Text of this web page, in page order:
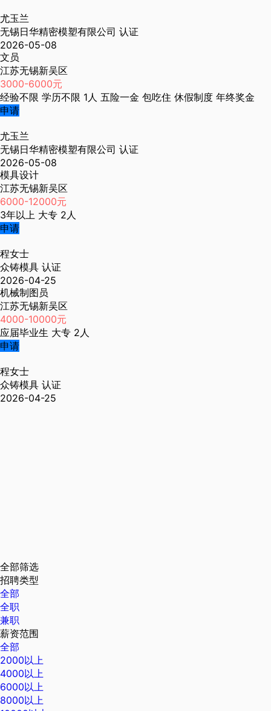
尤玉兰
无锡日华精密模塑有限公司 认证
2026-05-08
文员
江苏无锡新吴区
3000-6000元
经验不限 学历不限 1人 五险一金 包吃住 休假制度 年终奖金
申请
尤玉兰
无锡日华精密模塑有限公司 认证
2026-05-08
模具设计
江苏无锡新吴区
6000-12000元
3年以上 大专 2人
申请
程女士
众铸模具 认证
2026-04-25
机械制图员
江苏无锡新吴区
4000-10000元
应届毕业生 大专 2人
申请
程女士
众铸模具 认证
2026-04-25
全部筛选
招聘类型
全部
全职
兼职
薪资范围
全部
2000以上
4000以上
6000以上
8000以上